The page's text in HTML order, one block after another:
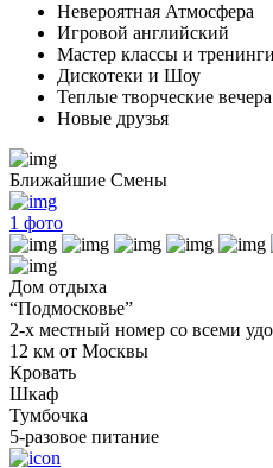
Невероятная Атмосфера
Игровой английский
Мастер классы и тренинги
Дискотеки и Шоу
Теплые творческие вечера
Новые друзья
Ближайшие Смены
1 фото
Дом отдыха
“Подмосковье”
2-х местный номер со всеми
12 км от Москвы
Кровать
Шкаф
Тумбочка
5-разовое питание